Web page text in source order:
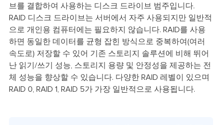
브를 결합하여 사용하는 디스크 드라이브 범주입니다.
RAID 디스크 드라이브는 서버에서 자주 사용되지만 일반적
으로 개인용 컴퓨터에는 필요하지 않습니다. RAID를 사용
하면 동일한 데이터를 균형 잡힌 방식으로 중복하여(여러
속도로) 저장할 수 있어 기존 스토리지 솔루션에 비해 뛰어
난 읽기/쓰기 성능, 스토리지 용량 및 안정성을 제공하는 전
체 성능을 향상할 수 있습니다. 다양한 RAID 레벨이 있으며
RAID 0, RAID 1, RAID 5가 가장 일반적으로 사용됩니다.